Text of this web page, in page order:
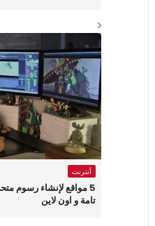
أنترنت
5 مواقع لإنشاء رسوم
تامة و اون لاين